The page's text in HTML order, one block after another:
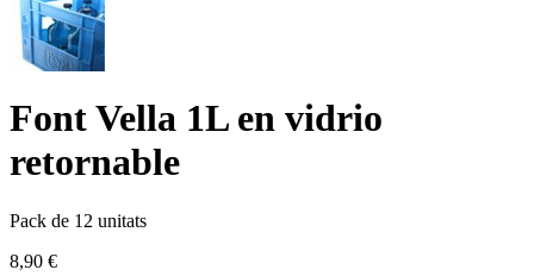
Font Vella 1L en vidrio
retornable
Pack de 12 unitats
8,90 €